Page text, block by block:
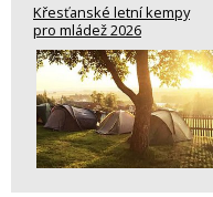
Křesťanské letní kempy
pro mládež 2026